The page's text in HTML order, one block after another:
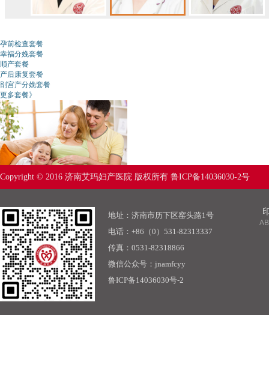
孕前检查套餐
幸福分娩套餐
顺产套餐
产后康复套餐
剖宫产分娩套餐
更多套餐》
Copyright © 2016 济南艾玛妇产医院 版权所有 鲁ICP备14036030-2号
地址：济南市历下区窑头路1号
电话：+86（0）531-82313337
传真：0531-82318866
微信公众号：jnamfcyy
鲁ICP备14036030号-2